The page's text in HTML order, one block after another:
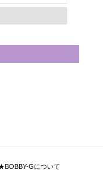
フラワー・オブ・ライフ 【神聖幾何学エネルギーカード】F-02
Gについて